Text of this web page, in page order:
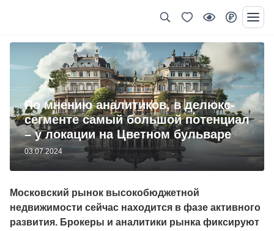
По мнению аналитиков, в делюкс-
сегменте самый большой потенциал
– у локации на Цветном бульваре
03.07.2024
Московский рынок высокобюджетной
недвижимости сейчас находится в фазе активного
развития. Брокеры и аналитики рынка фиксируют